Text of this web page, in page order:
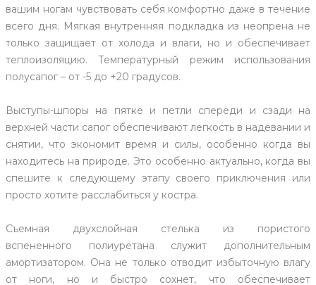
вашим ногам чувствовать себя комфортно даже в течение
всего дня. Мягкая внутренняя подкладка из неопрена не
только защищает от холода и влаги, но и обеспечивает
теплоизоляцию. Температурный режим использования
полусапог – от -5 до +20 градусов.
Выступы-шпоры на пятке и петли спереди и сзади на
верхней части сапог обеспечивают легкость в надевании и
снятии, что экономит время и силы, особенно когда вы
находитесь на природе. Это особенно актуально, когда вы
спешите к следующему этапу своего приключения или
просто хотите расслабиться у костра.
Съемная двухслойная стелька из пористого
вспененного полиуретана служит дополнительным
амортизатором. Она не только отводит избыточную влагу
от ноги, но и быстро сохнет, что обеспечивает